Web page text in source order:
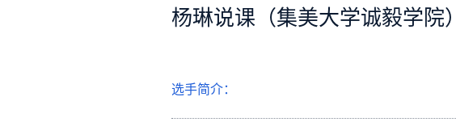
杨琳说课（集美大学诚毅学院）
选手简介：